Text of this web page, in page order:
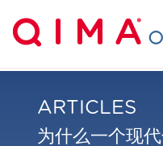
ARTICLES
为什么一个现